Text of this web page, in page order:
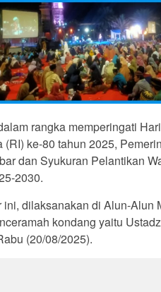
rangka memperingati
ke-80 tahun 2025,
dan Syukuran Pelantikan
2030.
dilaksanakan di Alun-Alun
kondang yaitu
(20/08/2025).